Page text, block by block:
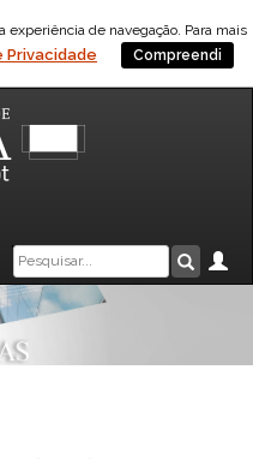
de navegação. Para mais
Privacidade Compreendi
Caixa
de
pesquisa